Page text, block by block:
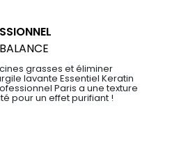
grasses et éliminer
lavante Essentiel Keratin
Paris a une texture
pour un effet purifiant !